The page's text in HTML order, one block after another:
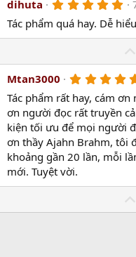
dihuta 5
0
0
a
r
(
s
)
Tác phẩm quá hay. Dễ
Mtan3000
Tác phẩm rất hay, cám
ơn người đọc rất truyền
kiện tối ưu để mọi người
ơn thầy Ajahn Brahm, tôi
khoảng gần 20 lần, mỗi
mới. Tuyệt vời.